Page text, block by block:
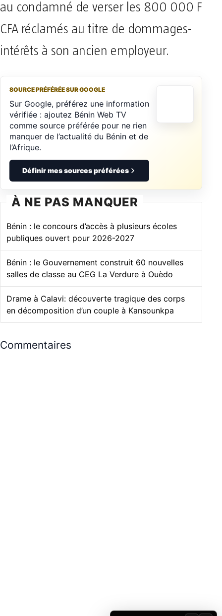
au condamné de verser les 800 000 F
CFA réclamés au titre de dommages-
intérêts à son ancien employeur.
SOURCE PRÉFÉRÉE SUR GOOGLE
Sur Google, préférez une information
vérifiée : ajoutez Bénin Web TV
comme source préférée pour ne rien
manquer de l’actualité du Bénin et de
l’Afrique.
Définir mes sources préférées
À NE PAS MANQUER
Bénin : le concours d’accès à plusieurs écoles
publiques ouvert pour 2026-2027
Bénin : le Gouvernement construit 60 nouvelles
salles de classe au CEG La Verdure à Ouèdo
Drame à Calavi: découverte tragique des corps
en décomposition d’un couple à Kansounkpa
Commentaires